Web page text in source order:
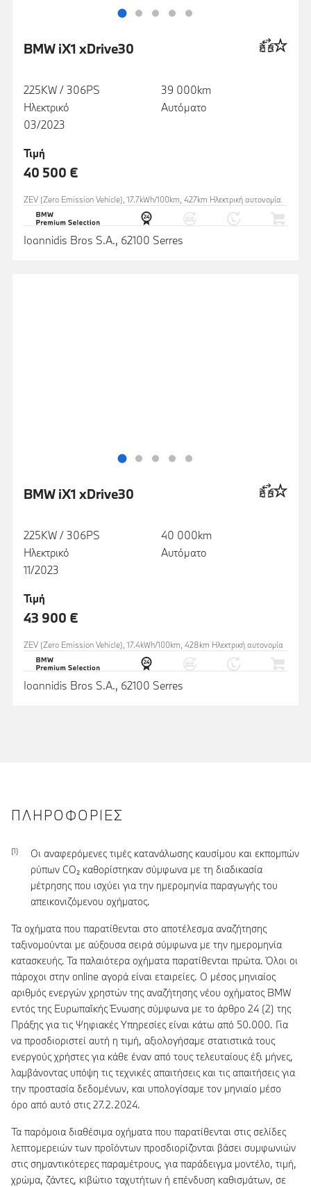
BMW iX1 xDrive30
225KW / 306PS
Ηλεκτρικό
03/2023
39 000km
Αυτόματο
Τιμή
40 500 €
ZEV (Zero Emission Vehicle), 17.7kWh/100km, 427km Ηλεκτρική αυτονομία
Ioannidis Bros S.A., 62100 Serres
BMW iX1 xDrive30
225KW / 306PS
Ηλεκτρικό
11/2023
40 000km
Αυτόματο
Τιμή
43 900 €
ZEV (Zero Emission Vehicle), 17.4kWh/100km, 428km Ηλεκτρική αυτονομία
Ioannidis Bros S.A., 62100 Serres
ΠΛΗΡΟΦΟΡΊΕΣ
Οι αναφερόμενες τιμές κατανάλωσης καυσίμου και εκπομπών
ρύπων CO₂ καθορίστηκαν σύμφωνα με τη διαδικασία
μέτρησης που ισχύει για την ημερομηνία παραγωγής του
απεικονιζόμενου οχήματος.
Τα οχήματα που παρατίθενται στο αποτέλεσμα αναζήτησης
ταξινομούνται με αύξουσα σειρά σύμφωνα με την ημερομηνία
κατασκευής. Τα παλαιότερα οχήματα παρατίθενται πρώτα. Όλοι οι
πάροχοι στην online αγορά είναι εταιρείες. Ο μέσος μηνιαίος
αριθμός ενεργών χρηστών της αναζήτησης νέου οχήματος BMW
εντός της Ευρωπαϊκής Ένωσης σύμφωνα με το άρθρο 24 (2) της
Πράξης για τις Ψηφιακές Υπηρεσίες είναι κάτω από 50.000. Για
να προσδιοριστεί αυτή η τιμή, αξιολογήσαμε στατιστικά τους
ενεργούς χρήστες για κάθε έναν από τους τελευταίους έξι μήνες,
λαμβάνοντας υπόψη τις τεχνικές απαιτήσεις και τις απαιτήσεις για
την προστασία δεδομένων, και υπολογίσαμε τον μηνιαίο μέσο
όρο από αυτό στις 27.2.2024.
Τα παρόμοια διαθέσιμα οχήματα που παρατίθενται στις σελίδες
λεπτομερειών των προϊόντων προσδιορίζονται βάσει συμφωνιών
στις σημαντικότερες παραμέτρους, για παράδειγμα μοντέλο, τιμή,
χρώμα, ζάντες, κιβώτιο ταχυτήτων ή επένδυση καθισμάτων, σε